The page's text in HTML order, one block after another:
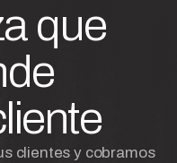
que
clientes y cobramos